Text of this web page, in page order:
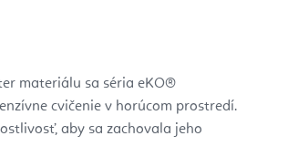
materiálu sa séria eKO®
cvičenie v horúcom prostredí.
aby sa zachovala jeho